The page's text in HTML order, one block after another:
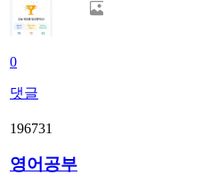
0
댓글
196731
영어공부